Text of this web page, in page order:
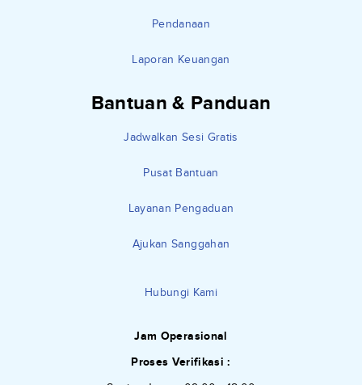
Pendanaan
Laporan Keuangan
Bantuan & Panduan
Jadwalkan Sesi Gratis
Pusat Bantuan
Layanan Pengaduan
Ajukan Sanggahan
Hubungi Kami
Jam Operasional
Proses Verifikasi :